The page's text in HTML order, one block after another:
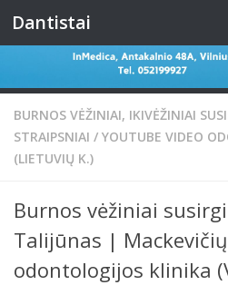
Skip to content
Dantistai
BURNOS VĖŽINIAI, IKIVĖŽINIAI
STRAIPSNIAI / YOUTUBE VIDEO
(LIETUVIŲ K.)
Burnos vėžiniai
Talijūnas |
odontologijos klinika